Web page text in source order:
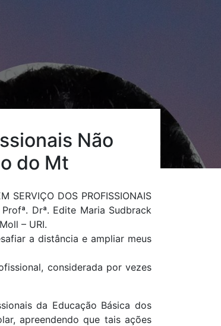
Não
do Mt
DOS PROFISSIONAIS
Drª. Edite Maria Sudbrack
– URI.
a distância e ampliar meus
considerada por vezes
da Educação Básica dos
apreendendo que tais ações